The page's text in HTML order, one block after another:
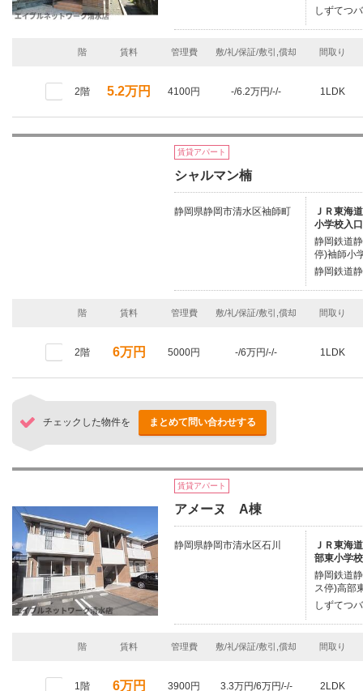
しずてつ
階 賃料 管理費 敷/礼/保証/敷引,償却 間取り
2階 5.2万円 4100円 -/6.2万円/-/- 1LDK
賃貸アパート
シャルマン楠
静岡県静岡市清水区袖師町
ＪＲ東海
小学校入
静岡鉄道
停)袖師小
静岡鉄道
階 賃料 管理費 敷/礼/保証/敷引,償却 間取り
2階 6万円 5000円 -/6万円/-/- 1LDK
チェックした物件を まとめて問い合わせする
賃貸アパート
アメーヌ A棟
静岡県静岡市清水区石川
ＪＲ東海
部東小学
静岡鉄道
ス停)高部
しずてつ
階 賃料 管理費 敷/礼/保証/敷引,償却 間取り
1階 6万円 3900円 3.3万円/6万円/-/- 2LDK